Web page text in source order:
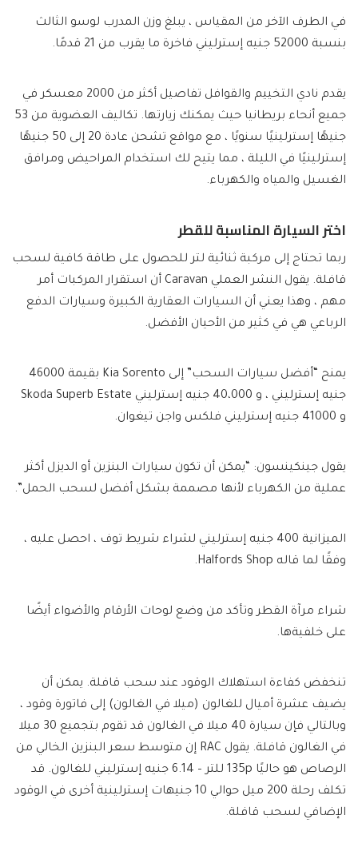
في الطرف الآخر من المقياس ، يبلغ وزن المدرب لوسو الثالث
بنسبة 52000 جنيه إسترليني فاخرة ما يقرب من 21 قدمًا.
يقدم نادي التخييم والقوافل تفاصيل أكثر من 2000 معسكر في
جميع أنحاء بريطانيا حيث يمكنك زيارتها. تكاليف العضوية من 53
جنيهًا إسترلينيًا سنويًا ، مع مواقع تشحن عادة 20 إلى 50 جنيهًا
إسترلينيًا في الليلة ، مما يتيح لك استخدام المراحيض ومرافق
الغسيل والمياه والكهرباء.
اختر السيارة المناسبة للقطر
ربما تحتاج إلى مركبة ثنائية لتر للحصول على طاقة كافية لسحب
قافلة. يقول النشر العملي Caravan أن استقرار المركبات أمر
مهم ، وهذا يعني أن السيارات العقارية الكبيرة وسيارات الدفع
الرباعي هي في كثير من الأحيان الأفضل.
يمنح “أفضل سيارات السحب” إلى Kia Sorento بقيمة 46000
جنيه إسترليني ، و 40،000 جنيه إسترليني Skoda Superb Estate
و 41000 جنيه إسترليني فلكس واجن تيغوان.
يقول جينكينسون: “يمكن أن تكون سيارات البنزين أو الديزل أكثر
عملية من الكهرباء لأنها مصممة بشكل أفضل لسحب الحمل”.
الميزانية 400 جنيه إسترليني لشراء شريط توف ، احصل عليه ،
وفقًا لما قاله Halfords Shop.
شراء مرآة القطر وتأكد من وضع لوحات الأرقام والأضواء أيضًا
على خلفيةها.
تنخفض كفاءة استهلاك الوقود عند سحب قافلة. يمكن أن
يضيف عشرة أميال للغالون (ميلا في الغالون) إلى فاتورة وقود ،
وبالتالي فإن سيارة 40 ميلا في الغالون قد تقوم بتجميع 30 ميلا
في الغالون قافلة. يقول RAC إن متوسط ​​سعر البنزين الخالي من
الرصاص هو حاليًا 135p للتر – 6.14 جنيه إسترليني للغالون. قد
تكلف رحلة 200 ميل حوالي 10 جنيهات إسترلينية أخرى في الوقود
الإضافي لسحب قافلة.